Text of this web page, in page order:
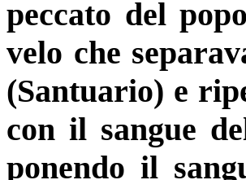
pec­cato del
velo che
(Santuario) e
con il sangue
ponendo il